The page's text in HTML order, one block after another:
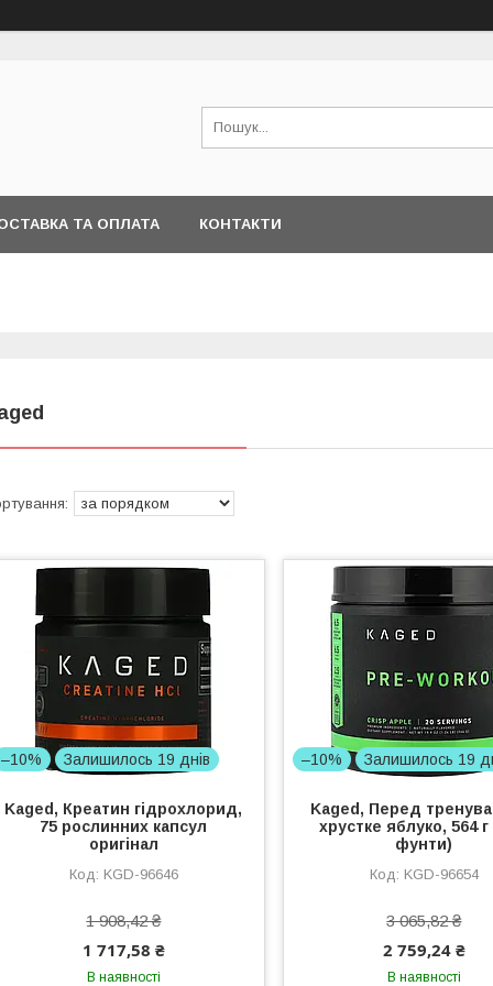
ТА ОПЛАТА КОНТАКТИ
–10% Залишилось 19 днів
Kaged, Креатин гідрохлорид,
75 рослинних капсул
оригінал
KGD-96646
1 908,42 ₴
1 717,58 ₴
В наявності
–10% Залишилось 19
Kaged, Перед
хрустке яблуко, 564 г
фунти)
KGD-96654
3 065,82 ₴
2 759,24 ₴
В наявності